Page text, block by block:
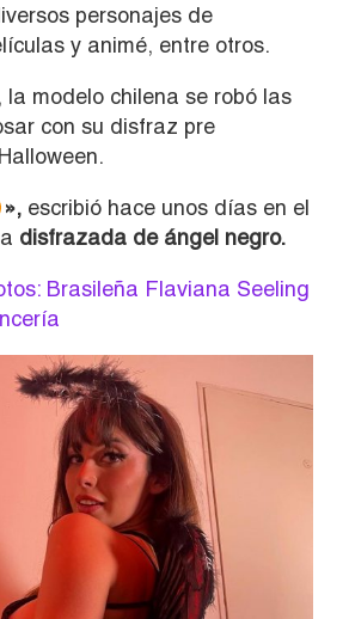
personajes de
y animé, entre otros.
la modelo chilena se robó las
con su disfraz pre
»,escribió hace unos días en el
disfrazada de ángel negro.
Brasileña Flaviana Seeling